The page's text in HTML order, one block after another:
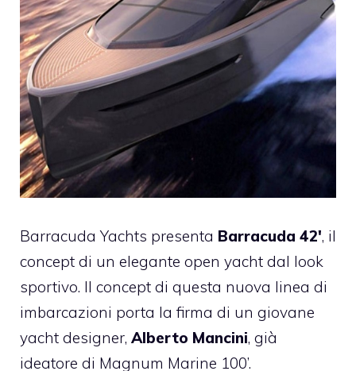
Barracuda Yachts presenta Barracuda 42′, il
concept di un elegante open yacht dal look
sportivo. Il concept di questa nuova linea di
imbarcazioni porta la firma di un giovane
yacht designer, Alberto Mancini, già
ideatore di Magnum Marine 100’.